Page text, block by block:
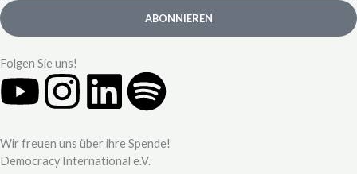
ABONNIEREN
Folgen Sie uns!
Y
o
I
n
L
i
S
p
Wir freuen uns über ihre Spende!
Democracy International e.V.